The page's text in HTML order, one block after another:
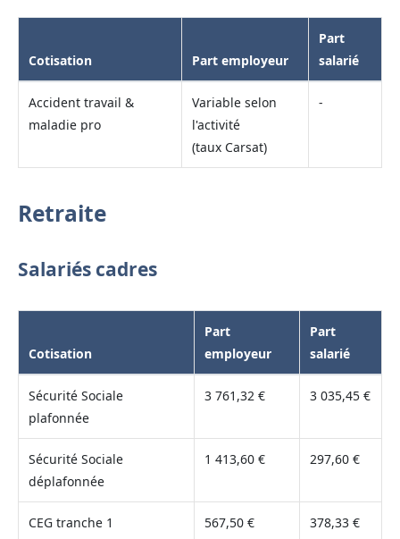
Cotisation Part employeur
Part
salarié
Accident travail &
maladie pro
Variable selon
l'activité
(taux Carsat)
-
Retraite
Salariés cadres
Cotisation
Part
employeur
Part
salarié
Sécurité Sociale
plafonnée
3 761,32 € 3 035,45 €
Sécurité Sociale
déplafonnée
1 413,60 € 297,60 €
CEG tranche 1 567,50 € 378,33 €